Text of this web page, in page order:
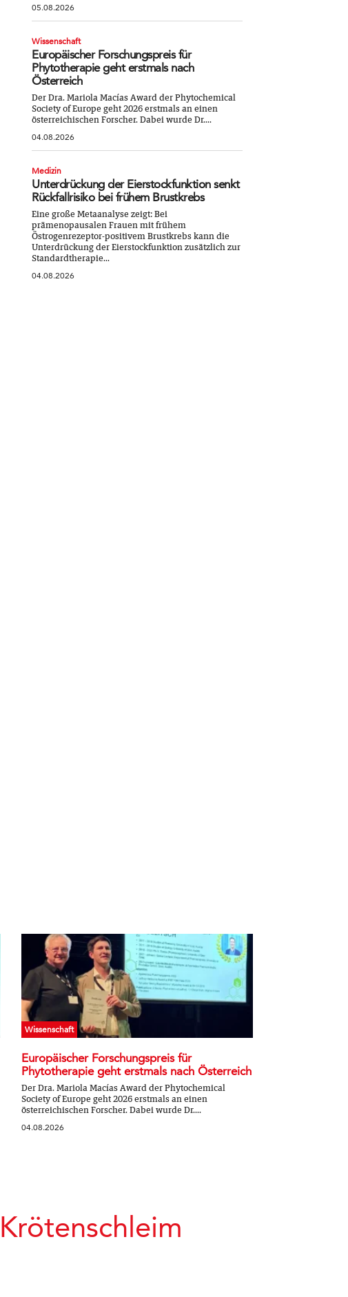
05.08.2026
Wissenschaft
Europäischer Forschungspreis für
Phytotherapie geht erstmals nach
Österreich
Der Dra. Mariola Macías Award der Phytochemical
Society of Europe geht 2026 erstmals an einen
österreichischen Forscher. Dabei wurde Dr....
04.08.2026
Medizin
Unterdrückung der Eierstockfunktion senkt
Rückfallrisiko bei frühem Brustkrebs
Eine große Metaanalyse zeigt: Bei
prämenopausalen Frauen mit frühem
Östrogenrezeptor-positivem Brustkrebs kann die
Unterdrückung der Eierstockfunktion zusätzlich zur
Standardtherapie...
04.08.2026
Wissenschaft
Europäischer Forschungspreis für
Phytotherapie geht erstmals nach Österreich
Der Dra. Mariola Macías Award der Phytochemical
Society of Europe geht 2026 erstmals an einen
österreichischen Forscher. Dabei wurde Dr....
04.08.2026